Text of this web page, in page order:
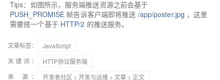
Tips： 如图所示，服务端推送资源之前会基于
PUSH_PROMISE 帧告诉客户端即将推送 /app/poster.jpg ，这里
需要搭一个基于 HTTP/2 的推送服务。
文章标签：
JavaScript
关键词：
HTTP协议服务端
来 源：
开发者社区 > 开发与运维 > 文章 > 正文